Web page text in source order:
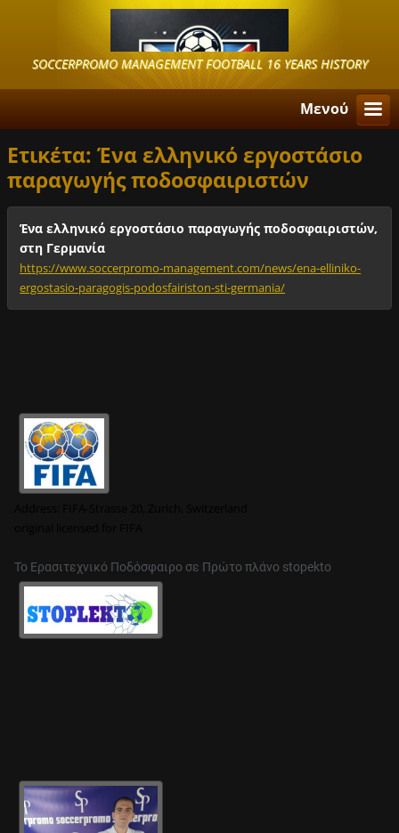
SOCCERPROMO MANAGEMENT FOOTBALL 16 YEARS HISTORY
Μενού
Ετικέτα: Ένα ελληνικό εργοστάσιο
παραγωγής ποδοσφαιριστών
Ένα ελληνικό εργοστάσιο παραγωγής ποδοσφαιριστών,
στη Γερμανία
https://www.soccerpromo-management.com/news/ena-elliniko-
ergostasio-paragogis-podosfairiston-sti-germania/
Το Ερασιτεχνικό Ποδόσφαιρο σε Πρώτο πλάνο stopekto